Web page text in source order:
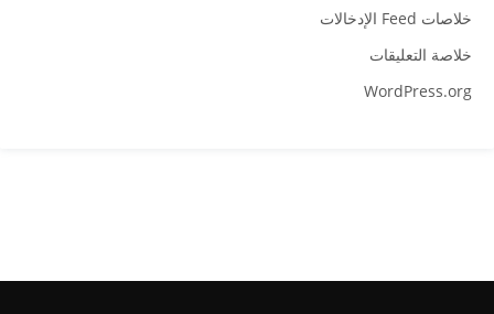
خلاصات Feed الإدخالات
خلاصة التعليقات
WordPress.org